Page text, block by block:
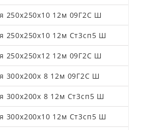
250х250х10 12м 09Г2С Ш
250х250х10 12м Ст3сп5 Ш
250х250х12 12м 09Г2С Ш
300х200х 8 12м 09Г2С Ш
300х200х 8 12м Ст3сп5 Ш
300х200х10 12м Ст3сп5 Ш